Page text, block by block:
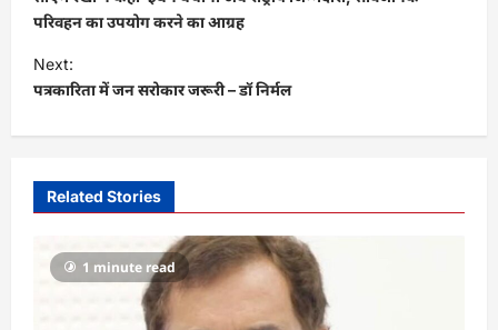
s
t
n
a
परिवहन का उपयोग करने का आग्रह
Next:
पत्रकारिता में जन सरोकार जरूरी – डॉ निर्मल
Related Stories
1 minute read